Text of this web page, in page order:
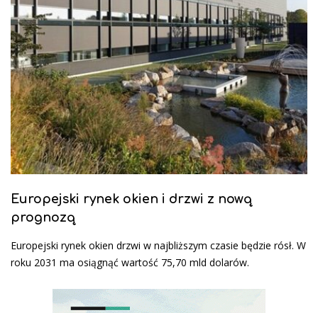
Europejski rynek okien i drzwi z nową
prognozą
Europejski rynek okien drzwi w najbliższym czasie będzie rósł. W
roku 2031 ma osiągnąć wartość 75,70 mld dolarów.